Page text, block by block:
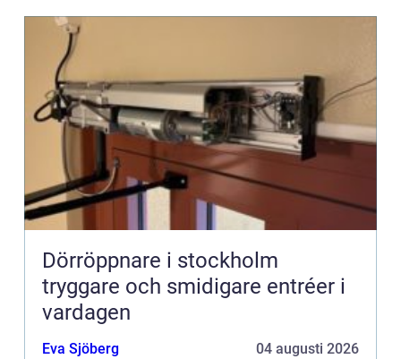
Dörröppnare i stockholm
tryggare och smidigare entréer i
vardagen
Eva Sjöberg 04 augusti 2026